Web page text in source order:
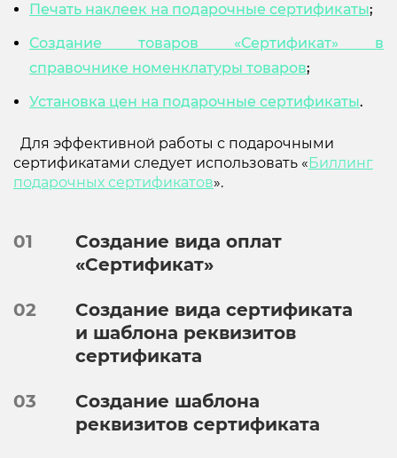
Печать наклеек на подарочные сертификаты;
Создание товаров «Сертификат» в
справочнике номенклатуры товаров;
Установка цен на подарочные сертификаты.
Для эффективной работы с подарочными
сертификатами следует использовать « Биллинг
подарочных сертификатов».
01
Создание вида оплат
«Сертификат»
02
Создание вида сертификата
и шаблона реквизитов
сертификата
03
Создание шаблона
реквизитов сертификата